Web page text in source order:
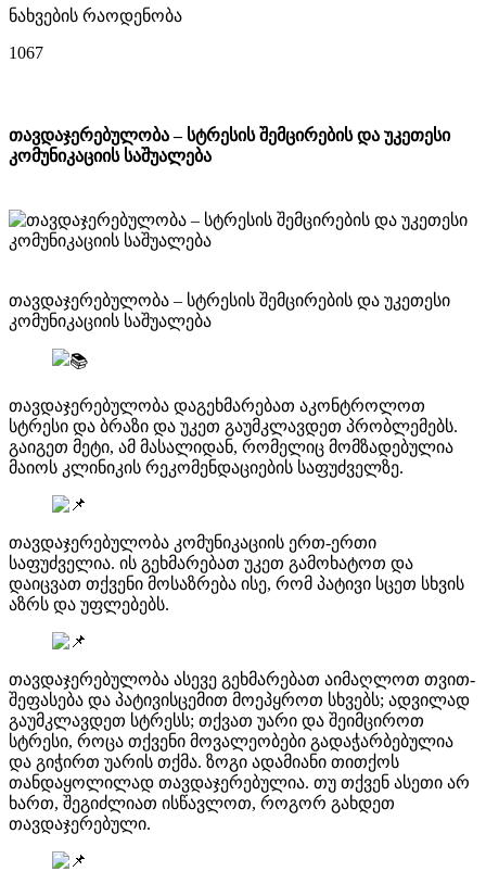
ნახვების რაოდენობა
1067
თავდაჯერებულობა – სტრესის შემცირების და უკეთესი
კომუნიკაციის საშუალება
თავდაჯერებულობა – სტრესის შემცირების და უკეთესი
კომუნიკაციის საშუალება
თავდაჯერებულობა დაგეხმარებათ აკონტროლოთ
სტრესი და ბრაზი და უკეთ გაუმკლავდეთ პრობლემებს.
გაიგეთ მეტი, ამ მასალიდან, რომელიც მომზადებულია
მაიოს კლინიკის რეკომენდაციების საფუძველზე.
თავდაჯერებულობა კომუნიკაციის ერთ-ერთი
საფუძველია. ის გეხმარებათ უკეთ გამოხატოთ და
დაიცვათ თქვენი მოსაზრება ისე, რომ პატივი სცეთ სხვის
აზრს და უფლებებს.
თავდაჯერებულობა ასევე გეხმარებათ აიმაღლოთ თვით-
შეფასება და პატივისცემით მოეპყროთ სხვებს; ადვილად
გაუმკლავდეთ სტრესს; თქვათ უარი და შეიმციროთ
სტრესი, როცა თქვენი მოვალეობები გადაჭარბებულია
და გიჭირთ უარის თქმა. ზოგი ადამიანი თითქოს
თანდაყოლილად თავდაჯერებულია. თუ თქვენ ასეთი არ
ხართ, შეგიძლიათ ისწავლოთ, როგორ გახდეთ
თავდაჯერებული.